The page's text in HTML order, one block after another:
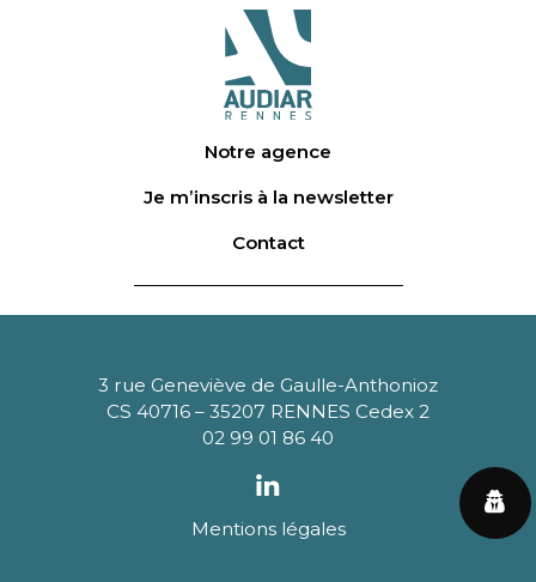
Notre agence
Je m’inscris à la newsletter
Contact
3 rue Geneviève de Gaulle-Anthonioz
CS 40716 – 35207 RENNES Cedex 2
02 99 01 86 40
Mentions légales